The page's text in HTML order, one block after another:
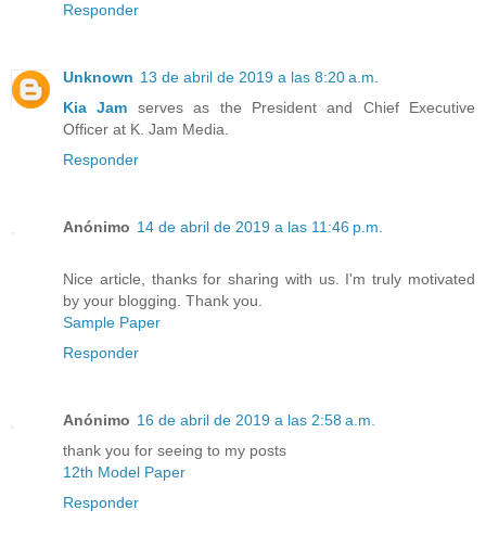
Responder
Unknown 13 de abril de 2019 a las 8:20 a.m.
Kia Jam
serves as the President and Chief Executive
Officer at K. Jam Media.
Responder
Anónimo 14 de abril de 2019 a las 11:46 p.m.
Nice article, thanks for sharing with us. I'm truly motivated
by your blogging. Thank you.
Sample Paper
Responder
Anónimo 16 de abril de 2019 a las 2:58 a.m.
thank you for seeing to my posts
12th Model Paper
Responder